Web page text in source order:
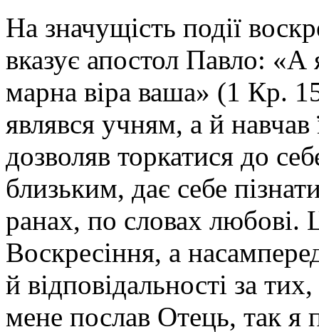
На значущість події
вказує апостол Павло:
марна віра ваша» (1 Кр.
являвся учням, а й
дозволяв торкатися до
близьким, дає себе
ранах, по словах любові.
Воскресіння, а
й відповідальності за
мене послав Отець, так я